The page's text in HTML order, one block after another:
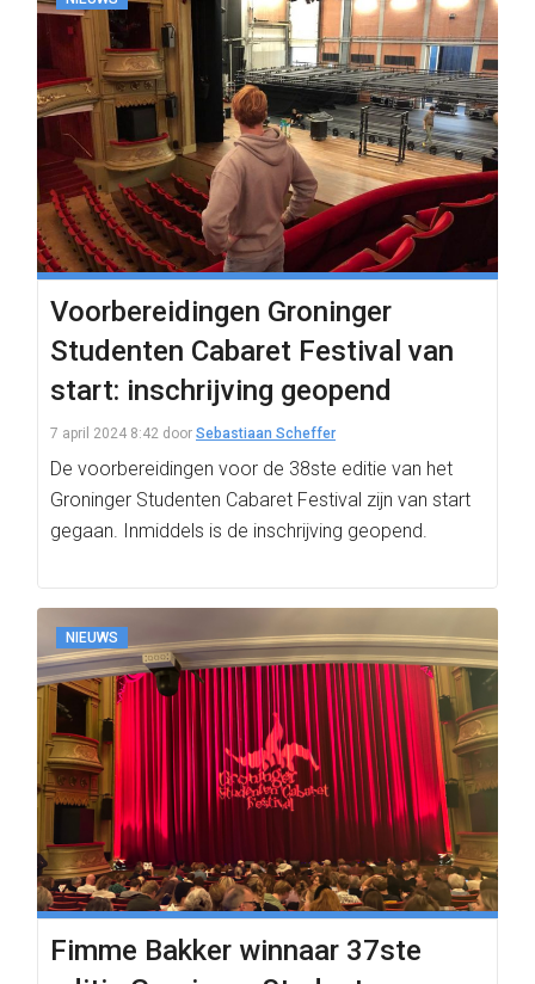
Voorbereidingen Groninger
Studenten Cabaret Festival van
start: inschrijving geopend
7 april 2024 8:42 door Sebastiaan Scheffer
De voorbereidingen voor de 38ste editie van het
Groninger Studenten Cabaret Festival zijn van start
gegaan. Inmiddels is de inschrijving geopend.
NIEUWS
Fimme Bakker winnaar 37ste